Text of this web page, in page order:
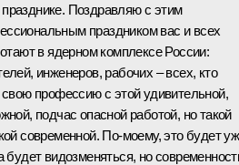
Поздравляю с этим
праздником вас и всех
в ядерном комплексе России:
инженеров, рабочих – всех, кто
профессию с этой удивительной,
подчас опасной работой, но такой
современной. По‑моему, это будет
видозменяться, но